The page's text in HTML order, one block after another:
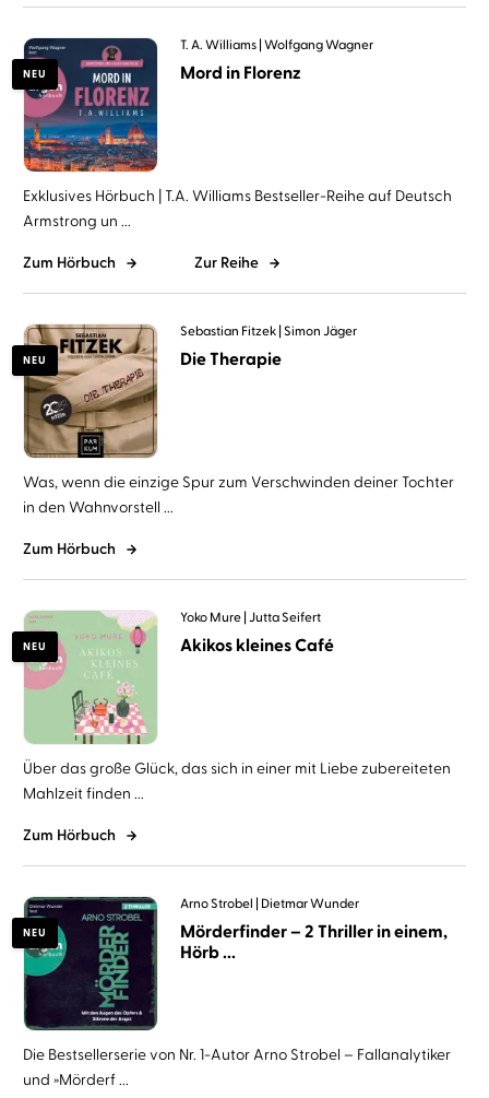
NEU
T. A. Williams Wolfgang Wagner
Mord in Florenz
Exklusives Hörbuch | T.A. Williams Bestseller-Reihe auf Deutsch
Armstrong un ...
Zum Hörbuch Zur Reihe
NEU
Sebastian Fitzek Simon Jäger
Die Therapie
Was, wenn die einzige Spur zum Verschwinden deiner Tochter
in den Wahnvorstell ...
Zum Hörbuch
NEU
Yoko Mure Jutta Seifert
Akikos kleines Café
Über das große Glück, das sich in einer mit Liebe zubereiteten
Mahlzeit finden ...
Zum Hörbuch
NEU
Arno Strobel Dietmar Wunder
Mörderfinder – 2 Thriller in einem,
Hörb ...
Die Bestsellerserie von Nr. 1-Autor Arno Strobel – Fallanalytiker
und »Mörderf ...